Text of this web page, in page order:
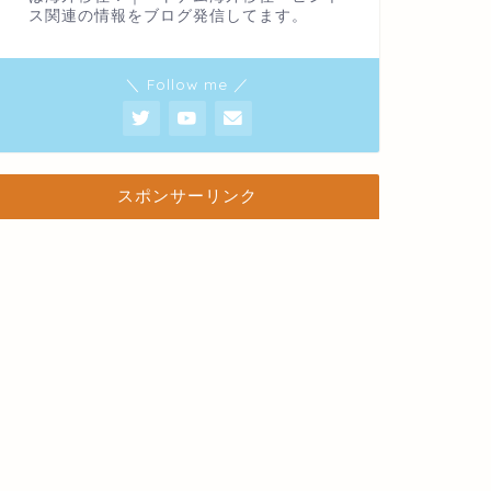
ス関連の情報をブログ発信してます。
＼ Follow me ／
スポンサーリンク